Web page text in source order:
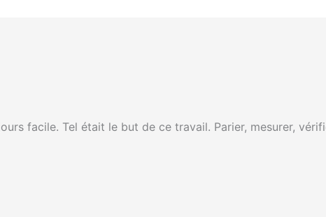
facile. Tel était le but de ce travail. Parier, mesurer,